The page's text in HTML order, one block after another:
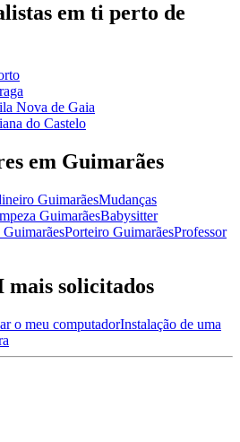
em ti perto de
Nova de Gaia
do Castelo
em Guimarães
GuimarãesMudanças
GuimarãesBabysitter
Porteiro GuimarãesProfessor
mais solicitados
o meu computadorInstalação de uma